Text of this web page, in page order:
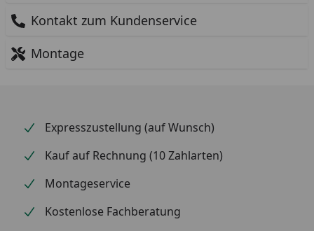
Kontakt zum Kundenservice
Montage
Expresszustellung (auf Wunsch)
Kauf auf Rechnung (10 Zahlarten)
Montageservice
Kostenlose Fachberatung